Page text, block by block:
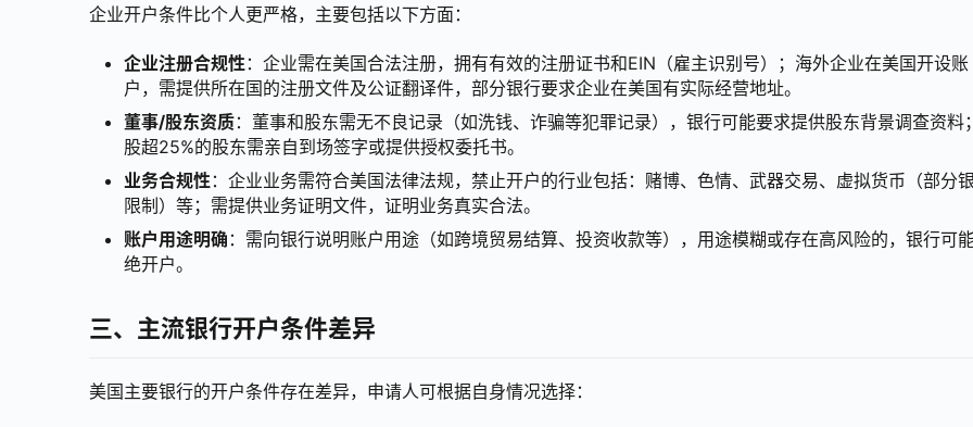
企业开户条件比个人更严格，主要包括以下方面：
企业注册合规性 ：企业需在美国合法注册，拥有有效的注册证书和EIN（雇主识别号）；海外企业在美国开设账
户，需提供所在国的注册文件及公证翻译件，部分银行要求企业在美国有实际经营地址。
董事/股东资质：董事和股东需无不良记录（如洗钱、诈骗等犯罪记录），银行可能要求提供股东背景调查资料
股超25%的股东需亲自到场签字或提供授权委托书。
业务合规性 ：企业业务需符合美国法律法规，禁止开户的行业包括：赌博、色情、武器交易、虚拟货币（部分
限制）等；需提供业务证明文件，证明业务真实合法。
账户用途明确 ：需向银行说明账户用途（如跨境贸易结算、投资收款等），用途模糊或存在高风险的，银行可
绝开户。
三、主流银行开户条件差异
美国主要银行的开户条件存在差异，申请人可根据自身情况选择：